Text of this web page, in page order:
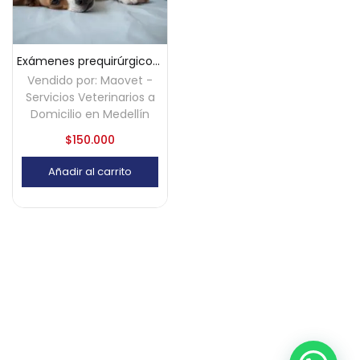
Exámenes prequirúrgicos a domicilio – Medellín
Vendido por: Maovet -
Servicios Veterinarios a
Domicilio en Medellín
$150.000
Añadir al carrito